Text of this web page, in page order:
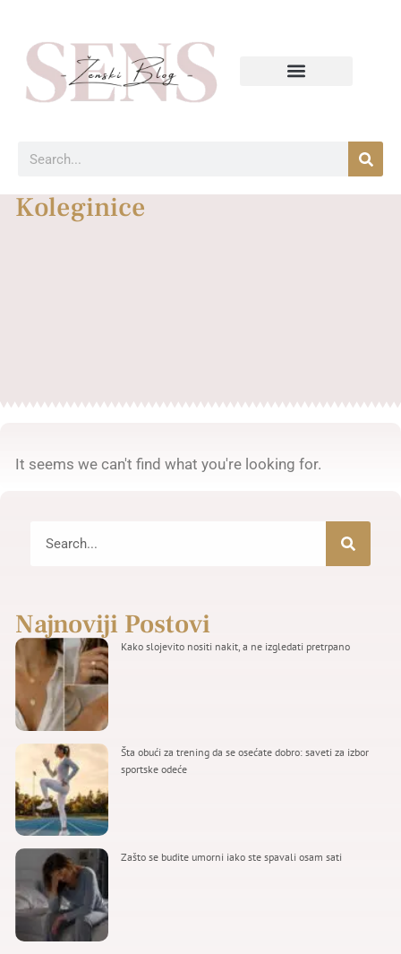
Koleginice
It seems we can't find what you're looking for.
Najnoviji Postovi
Kako slojevito nositi nakit, a ne izgledati pretrpano
Šta obući za trening da se osećate dobro: saveti za izbor
sportske odeće
Zašto se budite umorni iako ste spavali osam sati